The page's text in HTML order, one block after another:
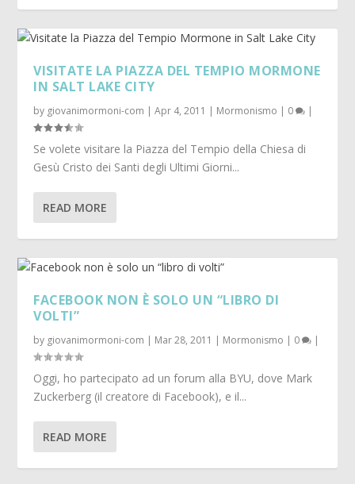
VISITATE LA PIAZZA DEL TEMPIO MORMONE
IN SALT LAKE CITY
by giovanimormoni-com |Apr 4, 2011 | Mormonismo | 0 |
Se volete visitare la Piazza del Tempio della Chiesa di
Gesù Cristo dei Santi degli Ultimi Giorni...
READ MORE
FACEBOOK NON È SOLO UN “LIBRO DI
VOLTI”
by giovanimormoni-com | Mar 28, 2011 | Mormonismo | 0 |
Oggi, ho partecipato ad un forum alla BYU, dove Mark
Zuckerberg (il creatore di Facebook), e il...
READ MORE